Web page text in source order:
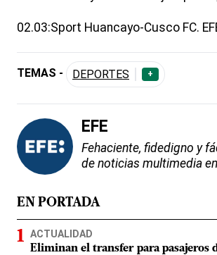
02.03:Sport Huancayo-Cusco FC.
TEMAS - DEPORTES +
EFE
Fehaciente, fidedigno y
de noticias multimedia
EN PORTADA
ACTUALIDAD
Eliminan el transfer para pasajeros